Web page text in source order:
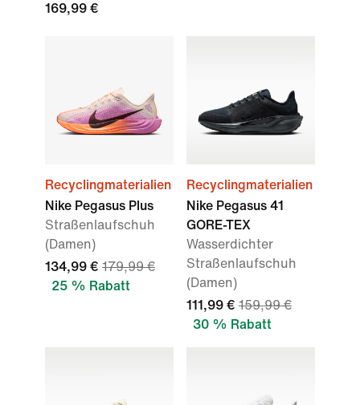
169,99 €
Recyclingmaterialien
Nike Pegasus Plus
Straßenlaufschuh
(Damen)
134,99 € 179,99 €
25 % Rabatt
Recyclingmaterialien
Nike Pegasus 41
GORE-TEX
Wasserdichter
Straßenlaufschuh
(Damen)
111,99 € 159,99 €
30 % Rabatt